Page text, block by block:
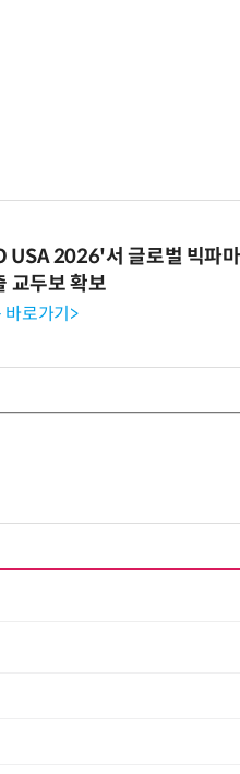
USA 2026'서 글로벌 빅파
교두보 확보
바로가기>